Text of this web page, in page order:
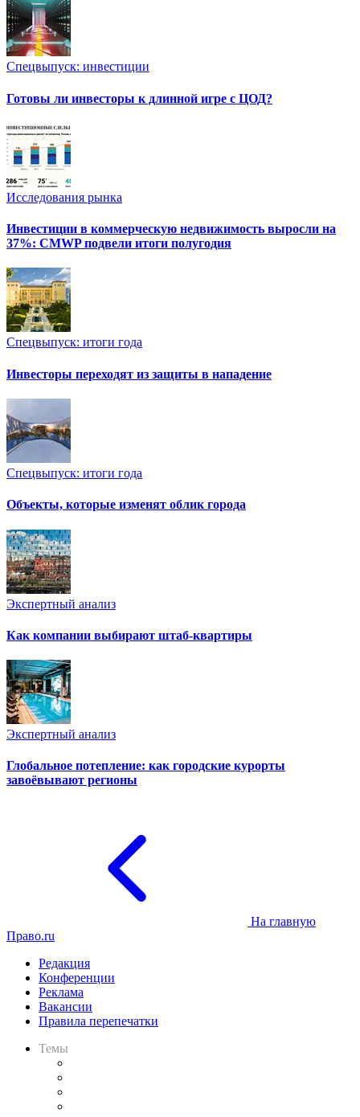
Спецвыпуск: инвестиции
Готовы ли инвесторы к длинной игре с ЦОД?
Исследования рынка
Инвестиции в коммерческую недвижимость выросли на
37%: CMWP подвели итоги полугодия
Спецвыпуск: итоги года
Инвесторы переходят из защиты в нападение
Спецвыпуск: итоги года
Объекты, которые изменят облик города
Экспертный анализ
Как компании выбирают штаб-квартиры
Экспертный анализ
Глобальное потепление: как городские курорты
завоёвывают регионы
На главную
Право.ru
Редакция
Конференции
Реклама
Вакансии
Правила перепечатки
Темы